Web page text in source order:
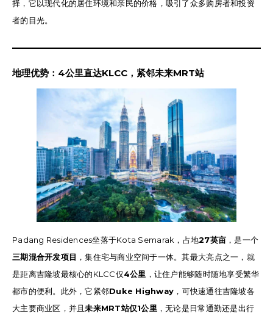
择，它以现代化的居住环境和亲民的价格，吸引了众多购房者和投资
者的目光。
地理优势：4公里直达KLCC，紧邻未来MRT站
Padang Residences坐落于Kota Semarak，占地27英亩 ，是一个
三期混合开发项目 ，集住宅与商业空间于一体。其最大亮点之一，就
是距离吉隆坡最核心的KLCC仅4公里 ，让住户能够随时随地享受繁华
都市的便利。此外，它紧邻Duke Highway ，可快速通往吉隆坡各
大主要商业区，并且未来MRT站仅1公里 ，无论是日常通勤还是出行